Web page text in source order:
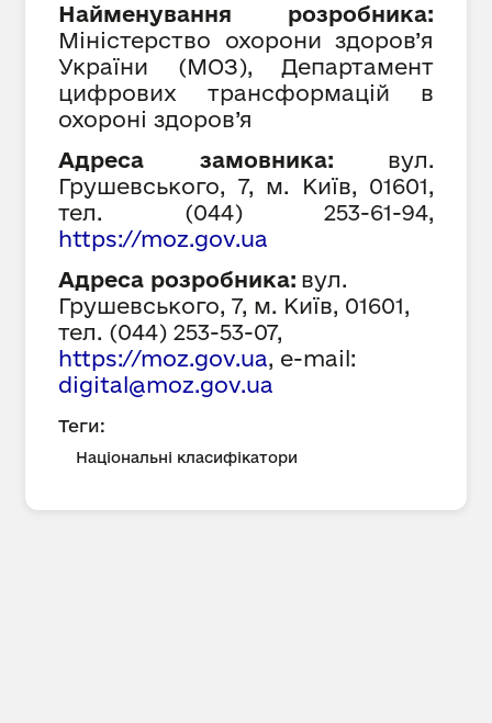
Найменування розробника:
Міністерство охорони здоров’я
України (МОЗ), Департамент
цифрових трансформацій в
охороні здоров’я
Адреса замовника:
вул.
Грушевського, 7, м. Київ, 01601,
тел. (044) 253-61-94,
https://moz.gov.ua
Адреса розробника: вул.
Грушевського, 7, м. Київ, 01601,
тел. (044) 253-53-07,
https://moz.gov.ua, e-mail:
digital@moz.gov.ua
Теги:
Національні класифікатори